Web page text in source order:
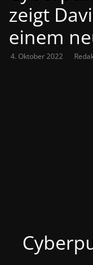
zeigt
einem
4. Oktober 2022